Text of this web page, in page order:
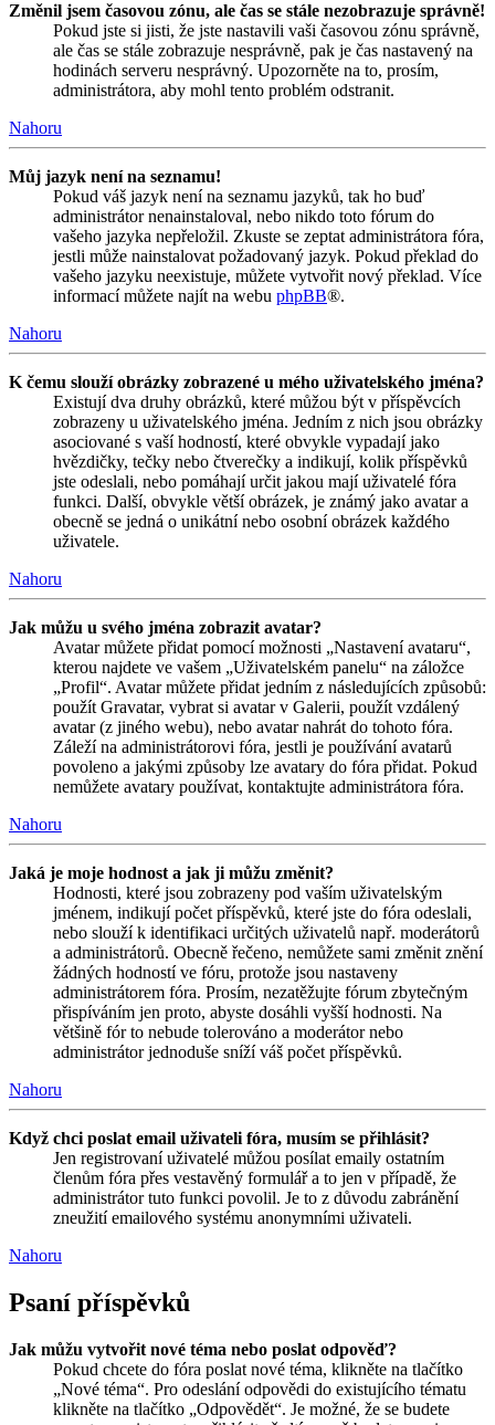
Změnil jsem časovou zónu, ale čas se stále nezobrazuje správně!
Pokud jste si jisti, že jste nastavili vaši časovou zónu správně,
ale čas se stále zobrazuje nesprávně, pak je čas nastavený na
hodinách serveru nesprávný. Upozorněte na to, prosím,
administrátora, aby mohl tento problém odstranit.
Nahoru
Můj jazyk není na seznamu!
Pokud váš jazyk není na seznamu jazyků, tak ho buď
administrátor nenainstaloval, nebo nikdo toto fórum do
vašeho jazyka nepřeložil. Zkuste se zeptat administrátora fóra,
jestli může nainstalovat požadovaný jazyk. Pokud překlad do
vašeho jazyku neexistuje, můžete vytvořit nový překlad. Více
informací můžete najít na webu phpBB®.
Nahoru
K čemu slouží obrázky zobrazené u mého uživatelského jména?
Existují dva druhy obrázků, které můžou být v příspěvcích
zobrazeny u uživatelského jména. Jedním z nich jsou obrázky
asociované s vaší hodností, které obvykle vypadají jako
hvězdičky, tečky nebo čtverečky a indikují, kolik příspěvků
jste odeslali, nebo pomáhají určit jakou mají uživatelé fóra
funkci. Další, obvykle větší obrázek, je známý jako avatar a
obecně se jedná o unikátní nebo osobní obrázek každého
uživatele.
Nahoru
Jak můžu u svého jména zobrazit avatar?
Avatar můžete přidat pomocí možnosti „Nastavení avataru“,
kterou najdete ve vašem „Uživatelském panelu“ na záložce
„Profil“. Avatar můžete přidat jedním z následujících způsobů:
použít Gravatar, vybrat si avatar v Galerii, použít vzdálený
avatar (z jiného webu), nebo avatar nahrát do tohoto fóra.
Záleží na administrátorovi fóra, jestli je používání avatarů
povoleno a jakými způsoby lze avatary do fóra přidat. Pokud
nemůžete avatary používat, kontaktujte administrátora fóra.
Nahoru
Jaká je moje hodnost a jak ji můžu změnit?
Hodnosti, které jsou zobrazeny pod vaším uživatelským
jménem, indikují počet příspěvků, které jste do fóra odeslali,
nebo slouží k identifikaci určitých uživatelů např. moderátorů
a administrátorů. Obecně řečeno, nemůžete sami změnit znění
žádných hodností ve fóru, protože jsou nastaveny
administrátorem fóra. Prosím, nezatěžujte fórum zbytečným
přispíváním jen proto, abyste dosáhli vyšší hodnosti. Na
většině fór to nebude tolerováno a moderátor nebo
administrátor jednoduše sníží váš počet příspěvků.
Nahoru
Když chci poslat email uživateli fóra, musím se přihlásit?
Jen registrovaní uživatelé můžou posílat emaily ostatním
členům fóra přes vestavěný formulář a to jen v případě, že
administrátor tuto funkci povolil. Je to z důvodu zabránění
zneužití emailového systému anonymními uživateli.
Nahoru
Psaní příspěvků
Jak můžu vytvořit nové téma nebo poslat odpověď?
Pokud chcete do fóra poslat nové téma, klikněte na tlačítko
„Nové téma“. Pro odeslání odpovědi do existujícího tématu
klikněte na tlačítko „Odpovědět“. Je možné, že se budete